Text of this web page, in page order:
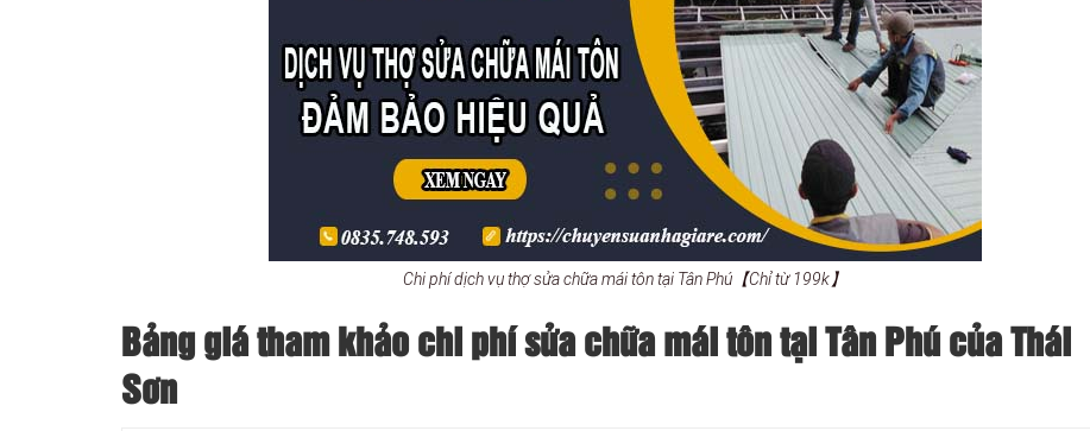
Chi phí dịch vụ thợ sửa chữa mái tôn tại Tân Phú【Chỉ từ 199k】
Bảng giá tham khảo chi phí sửa chữa mái tôn tại Tân Phú của Thái
Sơn